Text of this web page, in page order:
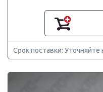
Срок поставки: Уточняйте